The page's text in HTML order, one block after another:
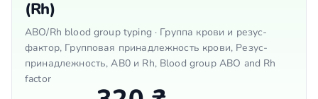
(Rh)
ABO/Rh blood group typing · Группа крови и резус-
фактор, Групповая принадлежность крови, Резус-
принадлежность, АВ0 и Rh, Blood group ABO and Rh
factor